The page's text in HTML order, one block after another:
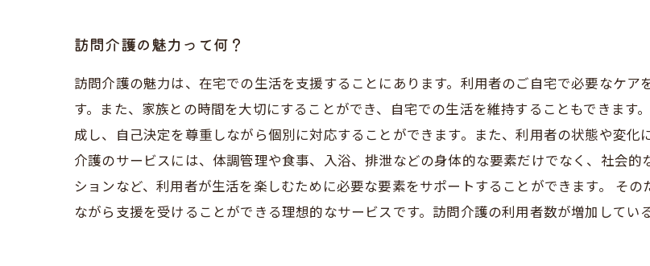
訪問介護の魅力って何？
訪問介護の魅力は、在宅での生活を支援することにあります。利用者のご自宅で必要なケ
す。また、家族との時間を大切にすることができ、自宅での生活を維持することもできます
成し、自己決定を尊重しながら個別に対応することができます。また、利用者の状態や変化
介護のサービスには、体調管理や食事、入浴、排泄などの身体的な要素だけでなく、社会
ションなど、利用者が生活を楽しむために必要な要素をサポートすることができます。 そ
ながら支援を受けることができる理想的なサービスです。訪問介護の利用者数が増加してい